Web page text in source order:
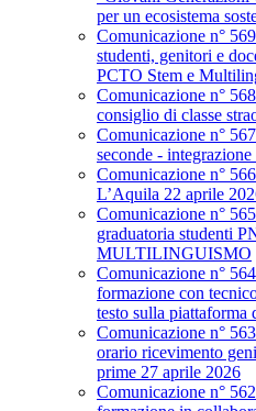
per un ecosistema
Comunicazione n°
studenti, genitori e
PCTO Stem e
Comunicazione n°
consiglio di classe
Comunicazione n°
seconde -
Comunicazione n°
L’Aquila 22 aprile
Comunicazione n°
graduatoria studenti
MULTILINGUISMO
Comunicazione n°
formazione con
testo sulla piattaforma
Comunicazione n°
orario ricevimento
prime 27 aprile 2026
Comunicazione n°